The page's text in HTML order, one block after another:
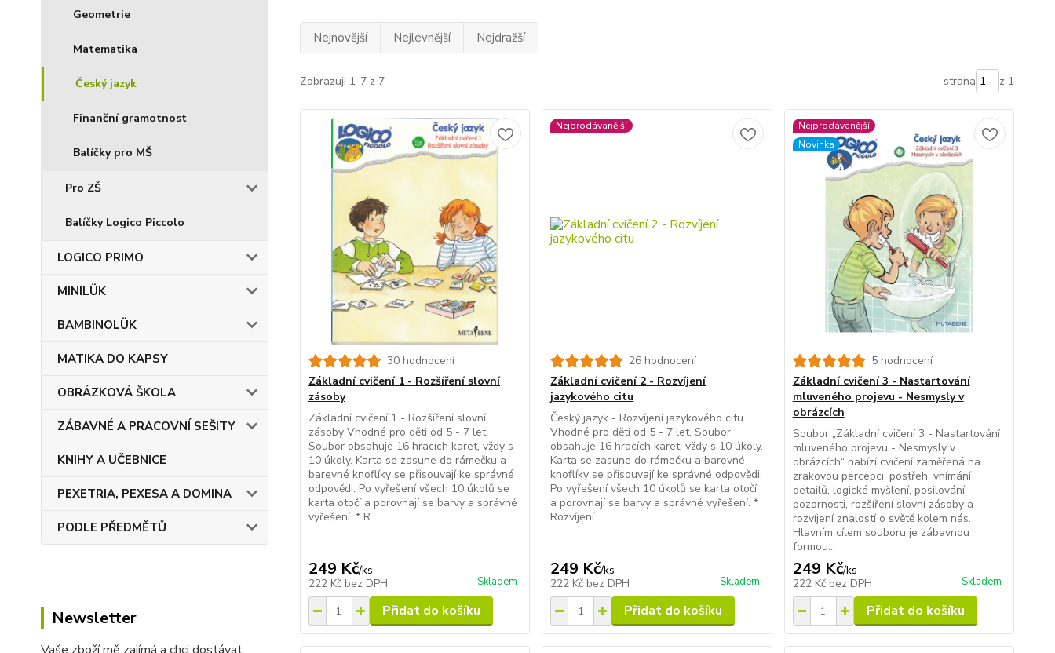
Geometrie
Matematika
Český jazyk
Finanční gramotnost
Balíčky pro MŠ
Pro ZŠ
Balíčky Logico Piccolo
LOGICO PRIMO
MINILÜK
BAMBINOLÜK
MATIKA DO KAPSY
OBRÁZKOVÁ ŠKOLA
ZÁBAVNÉ A PRACOVNÍ SEŠITY
KNIHY A UČEBNICE
PEXETRIA, PEXESA A DOMINA
PODLE PŘEDMĚTŮ
Newsletter
Nejnovější Nejlevnější Nejdražší
Zobrazuji 1-7 z 7 strana z 1
30 hodnocení
Základní cvičení 1 - Rozšíření slovní
zásoby
Základní cvičení 1 - Rozšíření slovní
zásoby Vhodné pro děti od 5 - 7 let.
Soubor obsahuje 16 hracích karet, vždy s
10 úkoly. Karta se zasune do rámečku a
barevné knoflíky se přisouvají ke správné
odpovědi. Po vyřešení všech 10 úkolů se
karta otočí a porovnají se barvy a správné
vyřešení. * R...
249 Kč/ks
222 Kč bez DPH Skladem
Přidat do košíku
Nejprodávanější
26 hodnocení
Základní cvičení 2 - Rozvíjení
jazykového citu
Český jazyk - Rozvíjení jazykového citu
Vhodné pro děti od 5 - 7 let. Soubor
obsahuje 16 hracích karet, vždy s 10 úkoly.
Karta se zasune do rámečku a barevné
knoflíky se přisouvají ke správné odpovědi.
Po vyřešení všech 10 úkolů se karta otočí
a porovnají se barvy a správné vyřešení. *
Rozvíjení ...
249 Kč/ks
222 Kč bez DPH Skladem
Přidat do košíku
Nejprodávanější
Novinka
5 hodnocení
Základní cvičení 3 - Nastartování
mluveného projevu - Nesmysly v
obrázcích
Soubor „Základní cvičení 3 - Nastartování
mluveného projevu - Nesmysly v
obrázcích“ nabízí cvičení zaměřená na
zrakovou percepci, postřeh, vnímání
detailů, logické myšlení, posilování
pozornosti, rozšíření slovní zásoby a
rozvíjení znalostí o světě kolem nás.
Hlavním cílem souboru je zábavnou
formou...
249 Kč/ks
222 Kč bez DPH Skladem
Přidat do košíku